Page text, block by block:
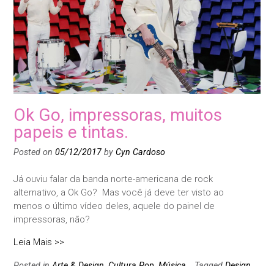
Ok Go, impressoras, muitos
papeis e tintas.
Posted on 05/12/2017 by Cyn Cardoso
Já ouviu falar da banda norte-americana de rock
alternativo, a Ok Go? Mas você já deve ter visto ao
menos o último vídeo deles, aquele do painel de
impressoras, não?
Leia Mais >>